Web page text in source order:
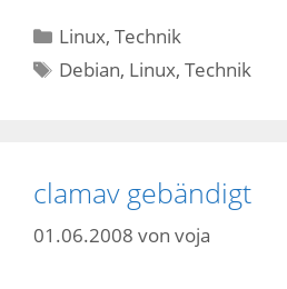
Kategorien
Linux,Technik
Schlagwörter
Debian, Linux,Technik
clamav gebändigt
01.06.2008 von voja